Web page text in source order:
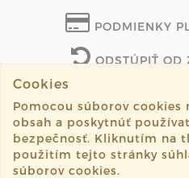
PODMIENKY
ODSTÚPIŤ OD
©2026 marus.sk
Vytvorené
Cookies
Pomocou súborov
obsah a poskytnúť
bezpečnosť. Kliknutím na
použitím tejto stránky
súborov cookies.